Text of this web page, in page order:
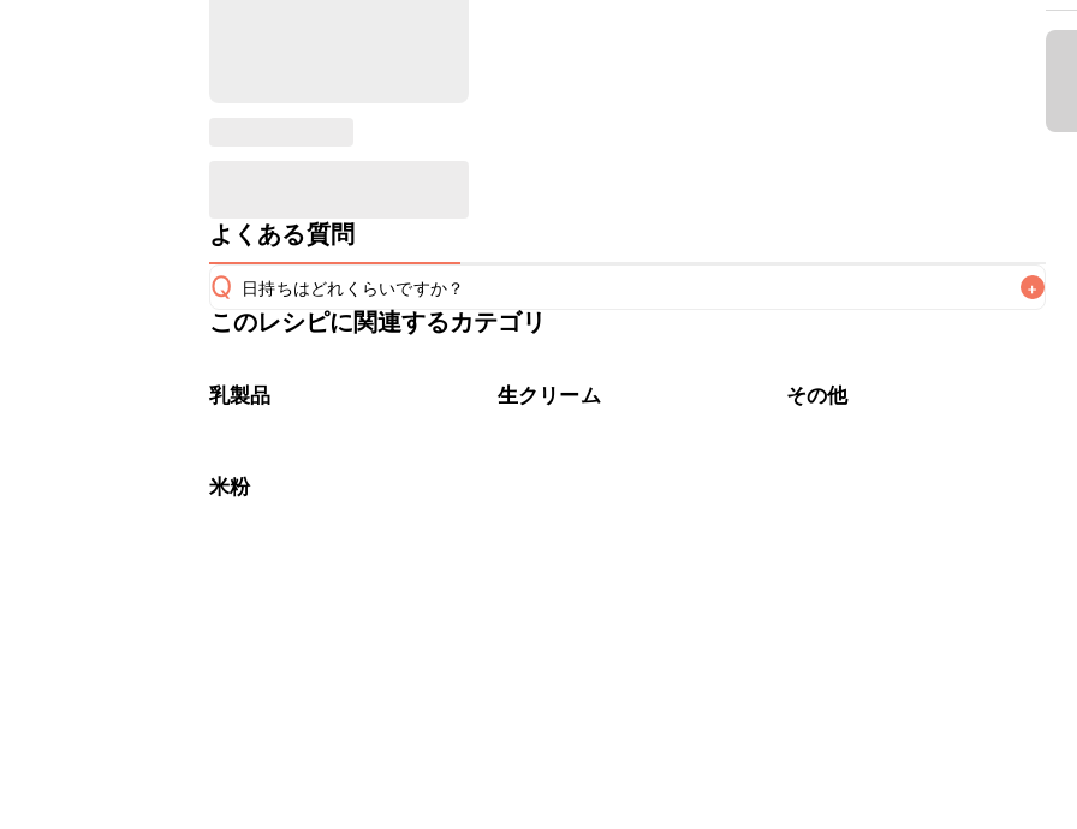
よくある質問
Q 日持ちはどれくらいですか？ +
保存期間は冷蔵で当日中が目安です。なるべくお早めにお召し上がりください。
※日持ちは目安です。
このレシピに関連するカテゴリ
乳製品 生クリーム その他
米粉